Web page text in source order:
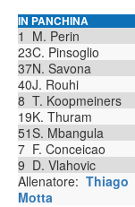
IN PANCHINA
1 M. Perin
23C. Pinsoglio
37N. Savona
40J. Rouhi
8 T. Koopmeiners
19K. Thuram
51S. Mbangula
7 F. Conceicao
9 D. Vlahovic
Allenatore: Thiago
Motta